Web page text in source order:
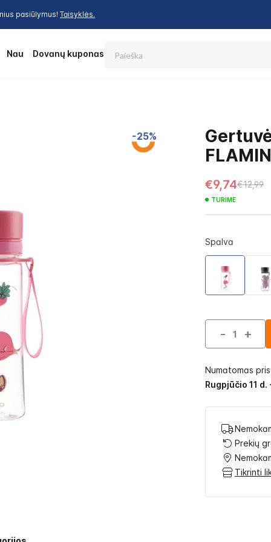
pasiūlymus! Taisyklės.
Nauja Dovanų kuponas
-25%
€9,74€12,99
TURIME
Spalva
- +
Numatomas
Rugpjūčio 11
Prekių
Tikrinti